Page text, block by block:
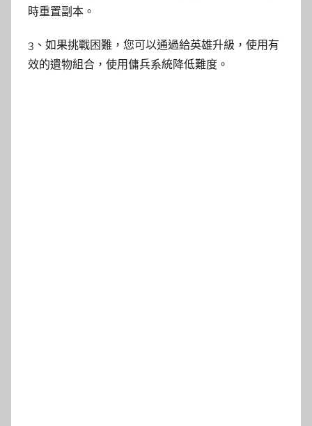
時重置副本。
3、如果挑戰困難，您可以通過給英雄升級，使用有
效的遺物組合，使用傭兵系統降低難度。